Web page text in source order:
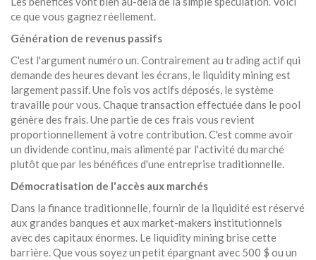
ce que vous gagnez réellement.
Génération de revenus passifs
C'est l'argument numéro un. Contrairement au trading actif qui
demande des heures devant les écrans, le liquidity mining est
largement passif. Une fois vos actifs déposés, le système
travaille pour vous. Chaque transaction effectuée dans le pool
génère des frais. Une partie de ces frais vous revient
proportionnellement à votre contribution. C'est comme avoir
un dividende continu, mais alimenté par l'activité du marché
plutôt que par les bénéfices d'une entreprise traditionnelle.
Démocratisation de l'accès aux marchés
Dans la finance traditionnelle, fournir de la liquidité est réservé
aux grandes banques et aux market-makers institutionnels
avec des capitaux énormes. Le liquidity mining brise cette
barrière. Que vous soyez un petit épargnant avec 500 $ ou un